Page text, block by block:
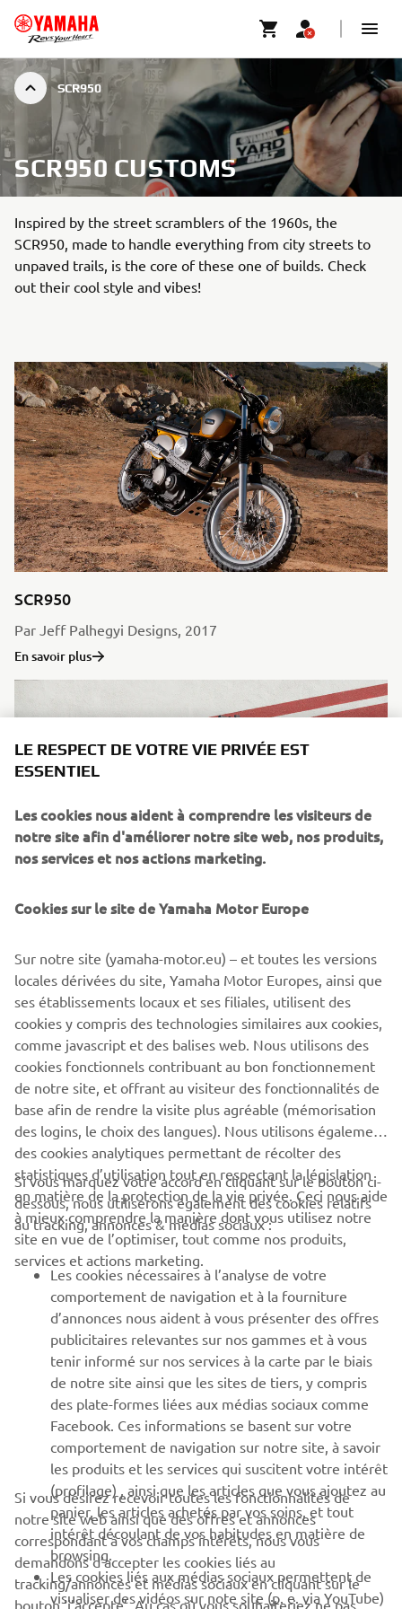
SCR950
SCR950 CUSTOMS
Inspired by the street scramblers of the 1960s, the
SCR950, made to handle everything from city streets to
unpaved trails, is the core of these one of builds. Check
out their cool style and vibes!
SCR950
Par Jeff Palhegyi Designs, 2017
En savoir plus
"Chequered"
En savoir plus
SCR950 PRODUCTION MODEL
CORPORATE
BUSINESS
PLUS DE YAMAHA
SOUTIEN
BULLETIN
Soyez le premier à connaître les dernières offres, les événements
spéciaux, les nouveautés et bien plus encore
S'ABONNER
Lisez notre politique de confidentialité pour savoir comment
LE RESPECT DE VOTRE VIE PRIVÉE EST
ESSENTIEL
Les cookies nous aident à comprendre les visiteurs de
notre site afin d'améliorer notre site web, nos produits,
nos services et nos actions marketing.
Cookies sur le site de Yamaha Motor Europe
Sur notre site (yamaha-motor.eu) – et toutes les versions
locales dérivées du site, Yamaha Motor Europes, ainsi que
ses établissements locaux et ses filiales, utilisent des
cookies y compris des technologies similaires aux cookies,
comme javascript et des balises web. Nous utilisons des
cookies fonctionnels contribuant au bon fonctionnement
de notre site, et offrant au visiteur des fonctionnalités de
base afin de rendre la visite plus agréable (mémorisation
des logins, le choix des langues). Nous utilisons également
des cookies analytiques permettant de récolter des
statistiques d’utilisation tout en respectant la législation
en matière de la protection de la vie privée. Ceci nous aide
à mieux comprendre la manière dont vous utilisez notre
site en vue de l’optimiser, tout comme nos produits,
services et actions marketing.
Si vous marquez votre accord en cliquant sur le bouton ci-
dessous, nous utiliserons également des cookies relatifs
au tracking, annonces & médias sociaux :
Les cookies nécessaires à l’analyse de votre
comportement de navigation et à la fourniture
d’annonces nous aident à vous présenter des offres
publicitaires relevantes sur nos gammes et à vous
tenir informé sur nos services à la carte par le biais
de notre site ainsi que les sites de tiers, y compris
des plate-formes liées aux médias sociaux comme
Facebook. Ces informations se basent sur votre
comportement de navigation sur notre site, à savoir
les produits et les services qui suscitent votre intérêt
(profilage) , ainsi que les articles que vous ajoutez au
panier, les articles achetés par vos soins, et tout
intérêt découlant de vos habitudes en matière de
browsing.
Les cookies liés aux médias sociaux permettent de
visualiser des vidéos sur note site (p. e. via YouTube)
Si vous désirez recevoir toutes les fonctionnalités de
notre site web ainsi que des offres et annonces
correspondant à vos champs intérêts, nous vous
demandons d’accepter les cookies liés au
tracking/annonces et médias sociaux en cliquant sur le
bouton ‘j’accepte’. Au cas où vous souhaiteriez ne pas